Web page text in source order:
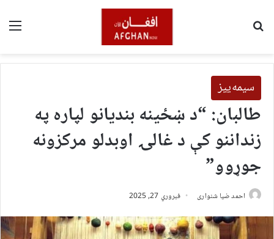
سیمه‌ییز
طالبان: “د ښځینه بندیانو لپاره په
زنداننو کې د غالۍ اوبدلو مرکزونه
جوړوو”
احمد ضیا شنواری فبروري 27, 2025